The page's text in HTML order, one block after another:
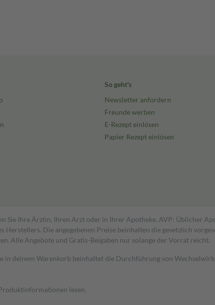
So geht's
Newsletter anfordern
Freunde werben
E-Rezept einlösen
Papier Rezept einlösen
Sie Ihre Ärztin, Ihren Arzt oder in Ihrer Apotheke. AVP: Üblicher
Die angegebenen Preise beinhalten die gesetzlich
Alle Angebote und Gratis-Beigaben nur solange der Vorrat reicht.
deinem Warenkorb beinhaltet die Durchführung von
lesen.